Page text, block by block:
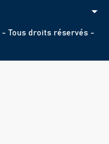
arrow_drop_down
- Tous droits réservés -